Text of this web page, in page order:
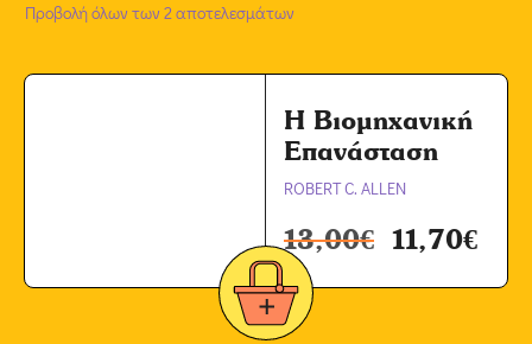
Προβολή όλων των 2 αποτελεσμάτων
Η Βιομηχανική
Επανάσταση
ROBERT C. ALLEN
13,00€ 11,70€